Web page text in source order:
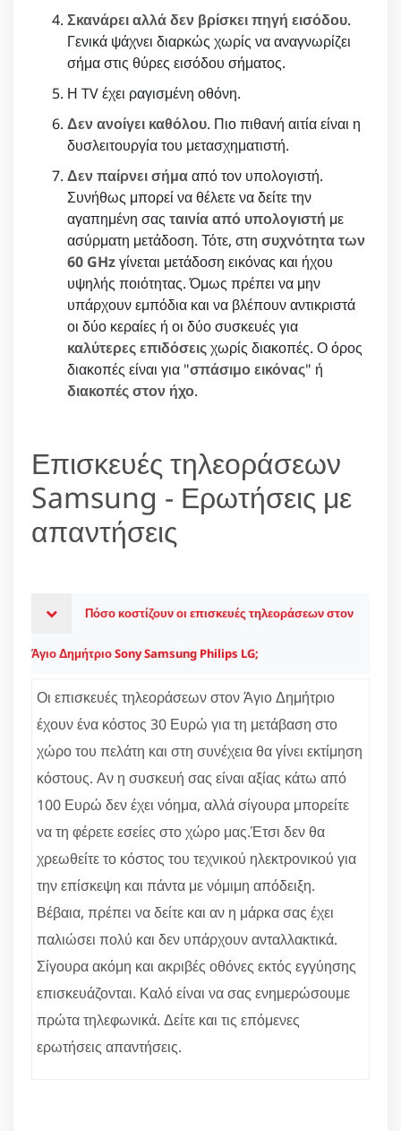
Σκανάρει αλλά δεν βρίσκει πηγή εισόδου.
Γενικά ψάχνει διαρκώς χωρίς να αναγνωρίζει
σήμα στις θύρες εισόδου σήματος.
Η TV έχει ραγισμένη οθόνη.
Δεν ανοίγει καθόλου. Πιο πιθανή αιτία είναι η
δυσλειτουργία του μετασχηματιστή.
Δεν παίρνει σήμααπό τον υπολογιστή.
Συνήθως μπορεί να θέλετε να δείτε την
αγαπημένη σας ταινία από υπολογιστή με
ασύρματη μετάδοση. Τότε, στη συχνότητα των
60 GHzγίνεται μετάδοση εικόνας και ήχου
υψηλής ποιότητας. Όμως πρέπει να μην
υπάρχουν εμπόδια και να βλέπουν αντικριστά
οι δύο κεραίες ή οι δύο συσκευές για
καλύτερες επιδόσειςχωρίς διακοπές. Ο όρος
διακοπές είναι για "σπάσιμο εικόνας" ή
διακοπές στον ήχο.
Επισκευές τηλεοράσεων
Samsung - Ερωτήσεις με
απαντήσεις
Πόσο κοστίζουν οι επισκευές τηλεοράσεων στον
Άγιο Δημήτριο Sony Samsung Philips LG;
Οι επισκευές τηλεοράσεων στον Άγιο Δημήτριο
έχουν ένα κόστος 30 Ευρώ για τη μετάβαση στο
χώρο του πελάτη και στη συνέχεια θα γίνει εκτίμηση
κόστους. Αν η συσκευή σας είναι αξίας κάτω από
100 Ευρώ δεν έχει νόημα, αλλά σίγουρα μπορείτε
να τη φέρετε εσείες στο χώρο μας.Έτσι δεν θα
χρεωθείτε το κόστος του τεχνικού ηλεκτρονικού για
την επίσκεψη και πάντα με νόμιμη απόδειξη.
Βέβαια, πρέπει να δείτε και αν η μάρκα σας έχει
παλιώσει πολύ και δεν υπάρχουν ανταλλακτικά.
Σίγουρα ακόμη και ακριβές οθόνες εκτός εγγύησης
επισκευάζονται. Καλό είναι να σας ενημερώσουμε
πρώτα τηλεφωνικά. Δείτε και τις επόμενες
ερωτήσεις απαντήσεις.